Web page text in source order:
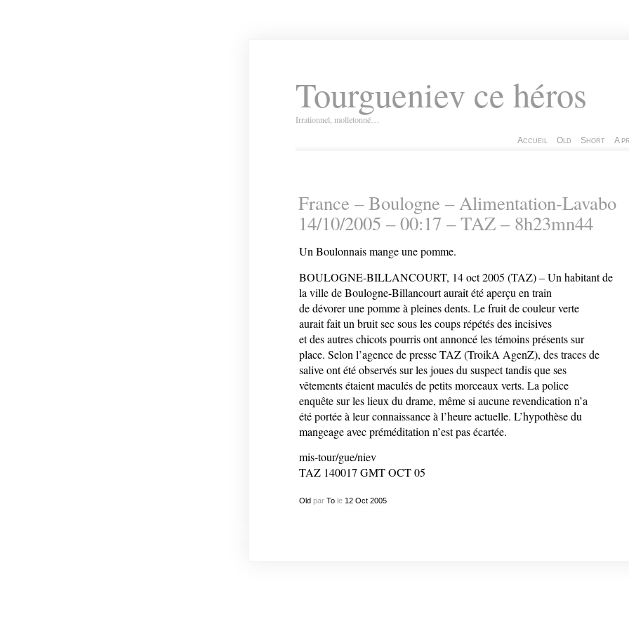
Tourgueniev ce héros
Irrationnel, molletonné…
Accueil Old Short A
France – Boulogne – Alimentation-Lavabo
14/10/2005 – 00:17 – TAZ – 8h23mn44
Un Boulonnais mange une pomme.
BOULOGNE-BILLANCOURT, 14 oct 2005 (TAZ) – Un habitant de
la ville de Boulogne-Billancourt aurait été aperçu en train
de dévorer une pomme à pleines dents. Le fruit de couleur verte
aurait fait un bruit sec sous les coups répétés des incisives
et des autres chicots pourris ont annoncé les témoins présents sur
place. Selon l’agence de presse TAZ (TroikA AgenZ), des traces de
salive ont été observés sur les joues du suspect tandis que ses
vêtements étaient maculés de petits morceaux verts. La police
enquête sur les lieux du drame, même si aucune revendication n’a
été portée à leur connaissance à l’heure actuelle. L’hypothèse du
mangeage avec préméditation n’est pas écartée.
mis-tour/gue/niev
TAZ 140017 GMT OCT 05
Oldpar Tole 12 Oct 2005